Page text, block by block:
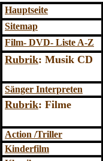
Hauptseite
Sitemap
Film- DVD- Liste A-Z
Rubrik: Musik CD
Sänger Interpreten
Rubrik: Filme
Action /Triller
Kinderfilm